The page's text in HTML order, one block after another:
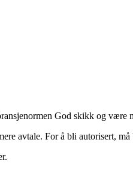
God skikk og
avtale. For å bli autorisert,